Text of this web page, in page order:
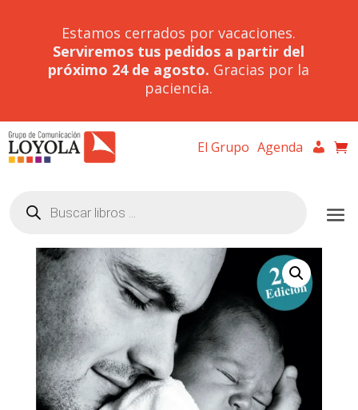
Estamos cerrados por vacaciones.
Serviremos tus pedidos a partir del
próximo 24 de agosto. Gracias por la
paciencia.
El Grupo Agenda
productos